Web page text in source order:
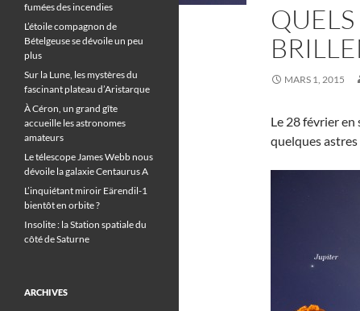
MARS 1, 2015
Le 28 février en
quelques
fumées des incendies
L’étoile compagnon de
Bételgeuse se dévoile un peu
plus
Sur la Lune, les mystères du
fascinant plateau d’Aristarque
À Céron, un grand gîte
accueille les astronomes
amateurs
Le télescope James Webb nous
dévoile la galaxie Centaurus A
L’inquiétant miroir Eärendil-1
bientôt en orbite ?
Insolite : la Station spatiale du
côté de Saturne
ARCHIVES